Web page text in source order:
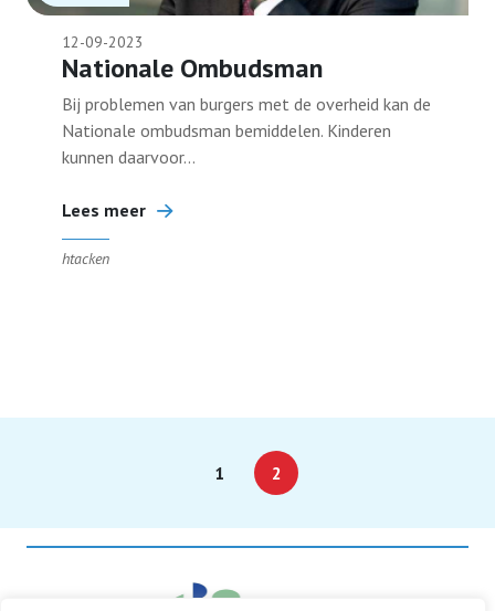
12-09-2023
Nationale Ombudsman
Bij problemen van burgers met de overheid kan de
Nationale ombudsman bemiddelen. Kinderen
kunnen daarvoor...
Lees meer
htacken
1 2